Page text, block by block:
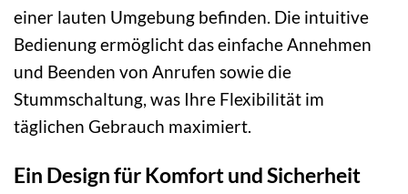
einer lauten Umgebung befinden. Die intuitive
Bedienung ermöglicht das einfache Annehmen
und Beenden von Anrufen sowie die
Stummschaltung, was Ihre Flexibilität im
täglichen Gebrauch maximiert.
Ein Design für Komfort und Sicherheit